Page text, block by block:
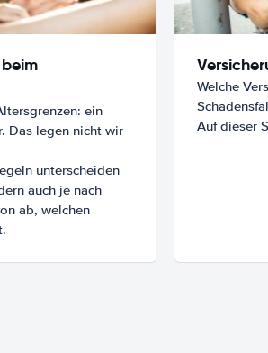
ein
Das legen nicht wir
unterscheiden
auch je nach
ab, welchen
Welche
Auf dieser